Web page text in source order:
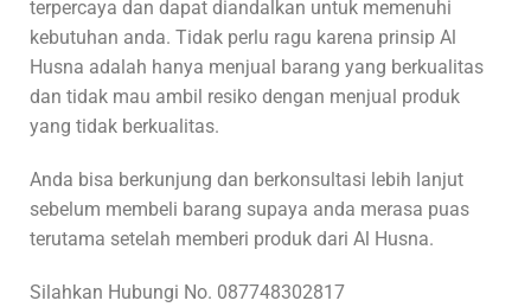
terpercaya dan dapat diandalkan untuk memenuhi
kebutuhan anda. Tidak perlu ragu karena prinsip Al
Husna adalah hanya menjual barang yang berkualitas
dan tidak mau ambil resiko dengan menjual produk
yang tidak berkualitas.
Anda bisa berkunjung dan berkonsultasi lebih lanjut
sebelum membeli barang supaya anda merasa puas
terutama setelah memberi produk dari Al Husna.
Silahkan Hubungi No. 087748302817